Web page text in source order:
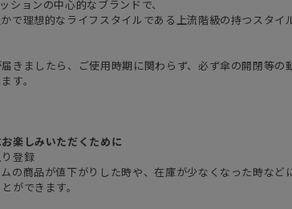
ションの中心的なブランドで、
で理想的なライフスタイルである上流階級の持つスタイ
きましたら、ご使用時期に関わらず、必ず傘の開閉等の
す。
楽しみいただくために
登録
の商品が値下がりした時や、在庫が少なくなった時など
ができます。